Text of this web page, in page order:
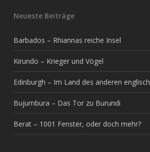
Neueste Beiträge
Barbados – Rhiannas reiche Insel
Kirundo – Krieger und Vögel
Edinburgh – Im Land des anderen englisch
Bujumbura – Das Tor zu Burundi
Berat – 1001 Fenster, oder doch mehr?